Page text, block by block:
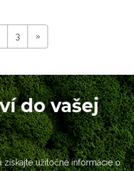
3 »
do vašej
získajte užitočné informácie o